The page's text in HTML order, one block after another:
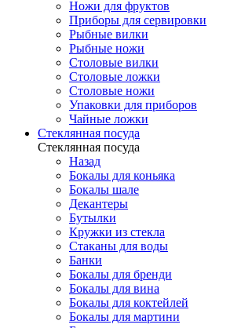
Ножи для фруктов
Приборы для сервировки
Рыбные вилки
Рыбные ножи
Столовые вилки
Столовые ложки
Столовые ножи
Упаковки для приборов
Чайные ложки
Стеклянная посуда
Стеклянная посуда
Назад
Бокалы для коньяка
Бокалы шале
Декантеры
Бутылки
Кружки из стекла
Стаканы для воды
Банки
Бокалы для бренди
Бокалы для вина
Бокалы для коктейлей
Бокалы для мартини